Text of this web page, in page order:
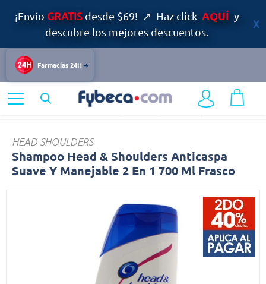
¡Envío GRATISdesde $69! ↗ Haz click AQUÍ y
descubre los mejores descuentos.
Farmacias 24H
Cuidado Personal Shampoo
HEAD SHOULDERS
Shampoo Head & Shoulders Anticaspa
Suave Y Manejable 2 En 1 700 Ml Frasco